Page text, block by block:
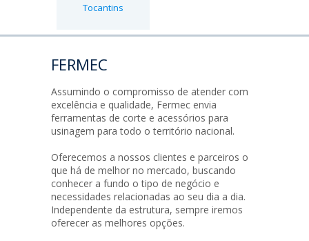
Tocantins
FERMEC
Assumindo o compromisso de atender com
excelência e qualidade, Fermec envia
ferramentas de corte e acessórios para
usinagem para todo o território nacional.
Oferecemos a nossos clientes e parceiros o
que há de melhor no mercado, buscando
conhecer a fundo o tipo de negócio e
necessidades relacionadas ao seu dia a dia.
Independente da estrutura, sempre iremos
oferecer as melhores opções.